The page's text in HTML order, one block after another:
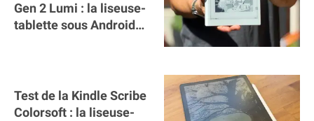
Gen 2 Lumi : la liseuse-
tablette sous Android
Test de la Kindle Scribe
Colorsoft : la liseuse-